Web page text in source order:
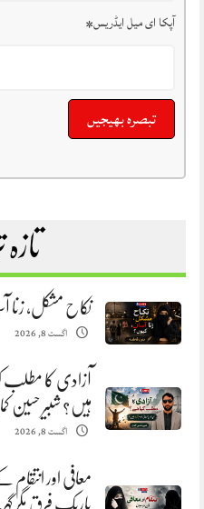
آپکا ای میل ایڈریس*
نکاح مشکل، زنا
اگست 8, 2026
آزادی کا مطلب
ہیں؟ شبیر حسین
اگست 8, 2026
معافی اور
باریک فرق مگر